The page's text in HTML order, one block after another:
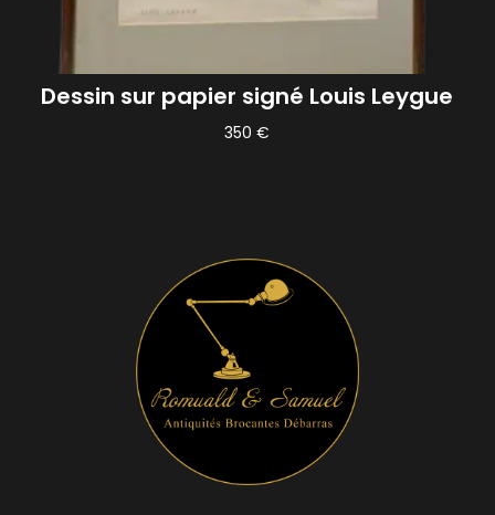
Dessin sur papier signé Louis Leygue
350€